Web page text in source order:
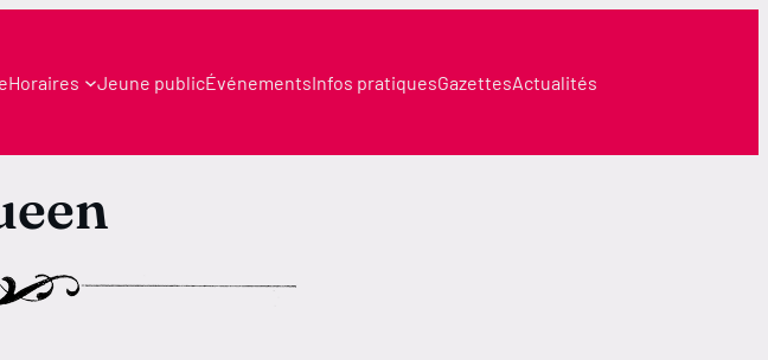
Horaires Jeune publicÉvénementsInfos pratiquesGazettesActualités